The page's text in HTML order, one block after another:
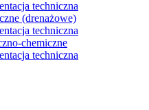
techniczna
(drenażowe)
techniczna
chemiczne
techniczna